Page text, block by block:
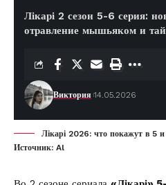
Лікарі 2 сезон 5-6 серия:
отравление мышьяком и
Виктория 14.05.2026
Лікарі 2026: что покажут в 5
Источник: Al